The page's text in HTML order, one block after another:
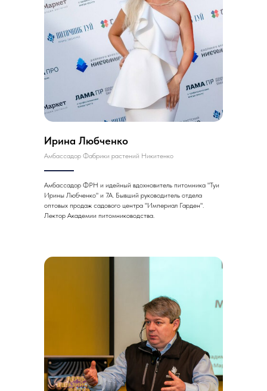
Ирина Любченко
Амбассадор Фабрики растений Никитенко
Амбассадор ФРН и идейный вдохновитель питомника "Туи
Ирины Любченко" и 7А. Бывший руководитель отдела
оптовых продаж садового центра "Империал Гарден".
Лектор Академии питомниководства.